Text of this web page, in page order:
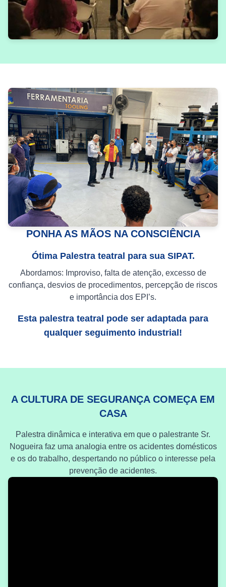
PONHA AS MÃOS NA CONSCIÊNCIA
Ótima Palestra teatral para sua SIPAT.
Abordamos: Improviso, falta de atenção, excesso de
confiança, desvios de procedimentos, percepção de riscos
e importância dos EPI’s.
Esta palestra teatral pode ser adaptada para
qualquer seguimento industrial!
A CULTURA DE SEGURANÇA COMEÇA EM
CASA
Palestra dinâmica e interativa em que o palestrante Sr.
Nogueira faz uma analogia entre os acidentes domésticos
e os do trabalho, despertando no público o interesse pela
prevenção de acidentes.